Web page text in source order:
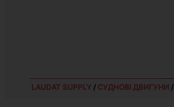
LAUDAT SUPPLY/ СУДНОВІ ДВИГУНИ /